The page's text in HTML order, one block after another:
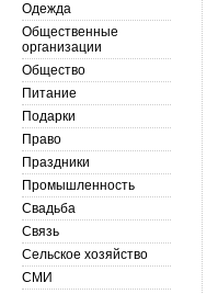
Одежда
Общественные
организации
Общество
Питание
Подарки
Право
Праздники
Промышленность
Свадьба
Связь
Сельское хозяйство
СМИ